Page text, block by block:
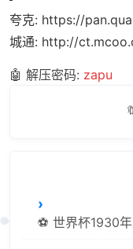
夸克: https://
城通: http://
🤖 解压密码: zapu
🔖